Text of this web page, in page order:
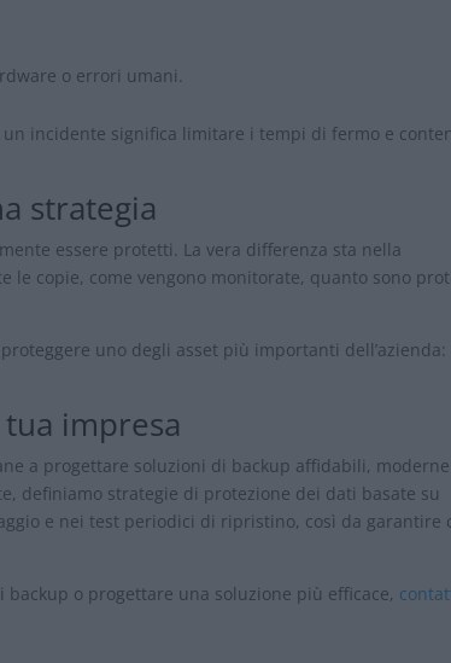
o errori umani.
incidente significa limitare i tempi di fermo e
strategia
essere protetti. La vera differenza sta nella
le copie, come vengono monitorate, quanto sono
uno degli asset più importanti dell’azienda:
impresa
a progettare soluzioni di backup affidabili,
definiamo strategie di protezione dei dati basate su
e nei test periodici di ripristino, così da garantire
o progettare una soluzione più efficace,